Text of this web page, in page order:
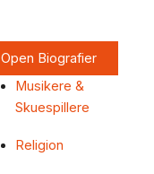
Open Biografier
Musikere &
Skuespillere
Religion